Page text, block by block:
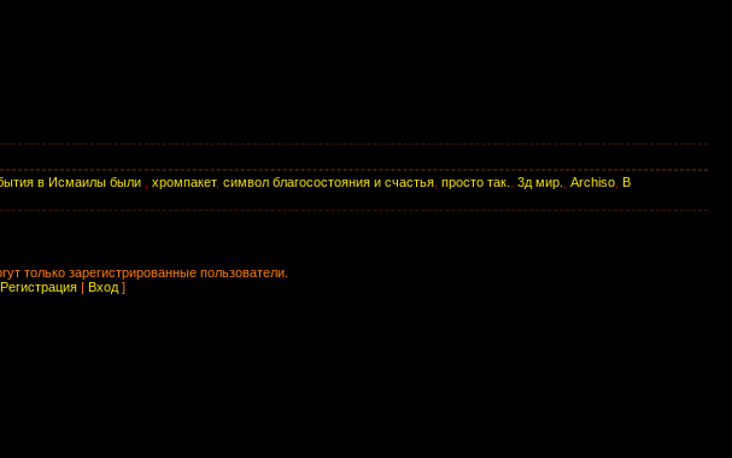
в Исмаилы были хромпакет, символ благосостояния и счастья просто так. 3д мир. Archiso В
только зарегистрированные пользователи.
Регистрация | Вход ]